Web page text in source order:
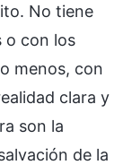
No tiene
o con los
menos, con
clara y
son la
de la